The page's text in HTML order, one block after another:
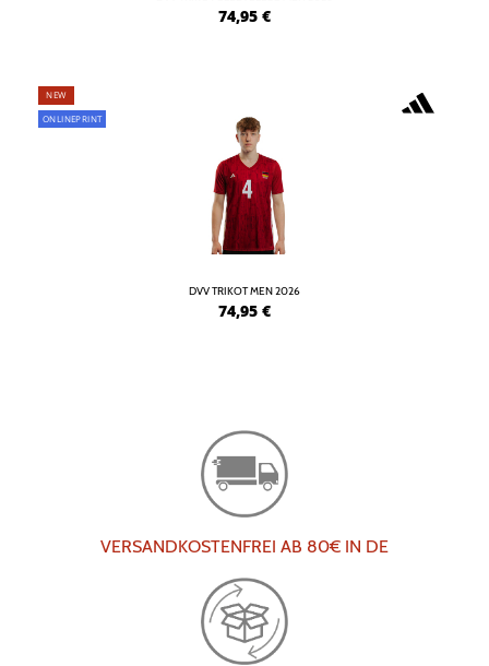
74,95 €
NEW
ONLINEPRINT
DVV TRIKOT MEN 2026
74,95 €
VERSANDKOSTENFREI AB 80€ IN DE